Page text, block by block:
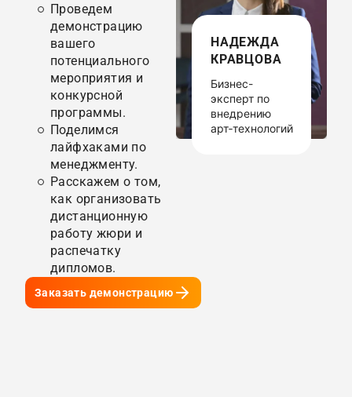
Проведем
демонстрацию
вашего
потенциального
мероприятия и
конкурсной
программы.
Поделимся
лайфхаками по
менеджменту.
Расскажем о том,
как организовать
дистанционную
работу жюри и
распечатку
дипломов.
Заказать демонстрацию
НАДЕЖДА
КРАВЦОВА
Бизнес-
эксперт по
внедрению
арт‑технологий